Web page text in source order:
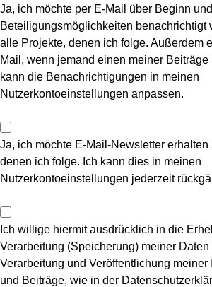
Ja, ich möchte per E-Mail über Beginn
Beteiligungsmöglichkeiten benachrichtigt
alle Projekte, denen ich folge. Außerdem
Mail, wenn jemand einen meiner Beiträge
kann die Benachrichtigungen in meinen
Nutzerkontoeinstellungen anpassen.
Ja, ich möchte E-Mail-Newsletter erhalten
denen ich folge. Ich kann dies in meinen
Nutzerkontoeinstellungen jederzeit
Ich willige hiermit ausdrücklich in die
Verarbeitung (Speicherung) meiner
Verarbeitung und Veröffentlichung meiner
und Beiträge, wie in der